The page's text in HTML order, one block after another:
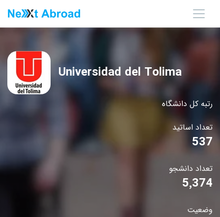
رتبه کل دانشگاه
تعداد اساتید
537
تعداد دانشجو
5٬374
وضعیت
Universidad del Tolima